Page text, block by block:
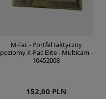
M-Tac - Portfel taktyczny
poziomy X-Pac Elite - Multicam -
10452008
152,00 PLN